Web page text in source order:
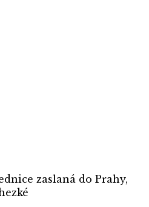
zaslaná do Prahy,